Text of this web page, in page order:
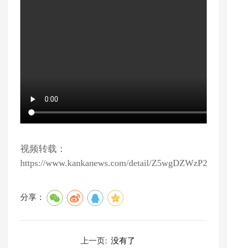
视频转载：
https://www.kankanews.com/detail/Z5wgDZWzP2D
分享：
上一页: 没有了